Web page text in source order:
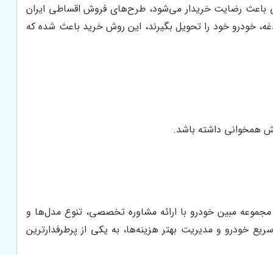
باعث رضایت خریدار می‌شود، طرح‌های فروش اقساطی ایران
خودرو خود را تحویل بگیرند، این روش خرید باعث شده که
همخوانی داشته باشد.
مبین خودرو با ارائه مشاوره تخصصی، تنوع مدل‌ها و
خودرو و مدیریت بهتر هزینه‌ها، به یکی از پرطرفدارترین